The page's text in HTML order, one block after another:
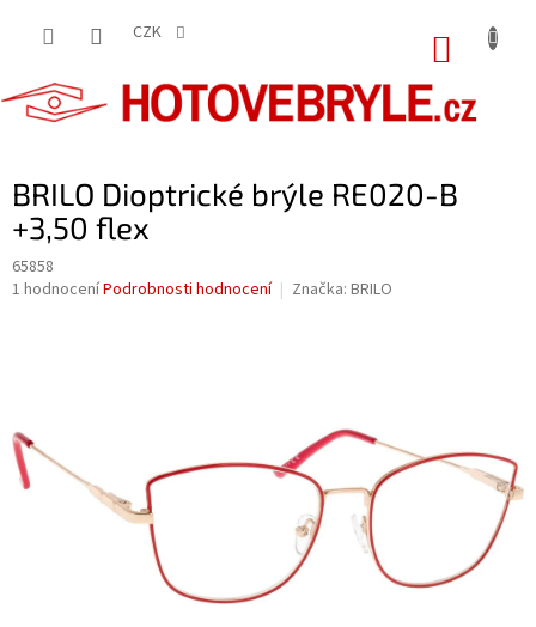
CZK
BRILO Dioptrické brýle RE020-B
+3,50 flex
65858
Průměrné
hvězdiček.
1 hodnoceníPodrobnosti hodnocení Značka: BRILO